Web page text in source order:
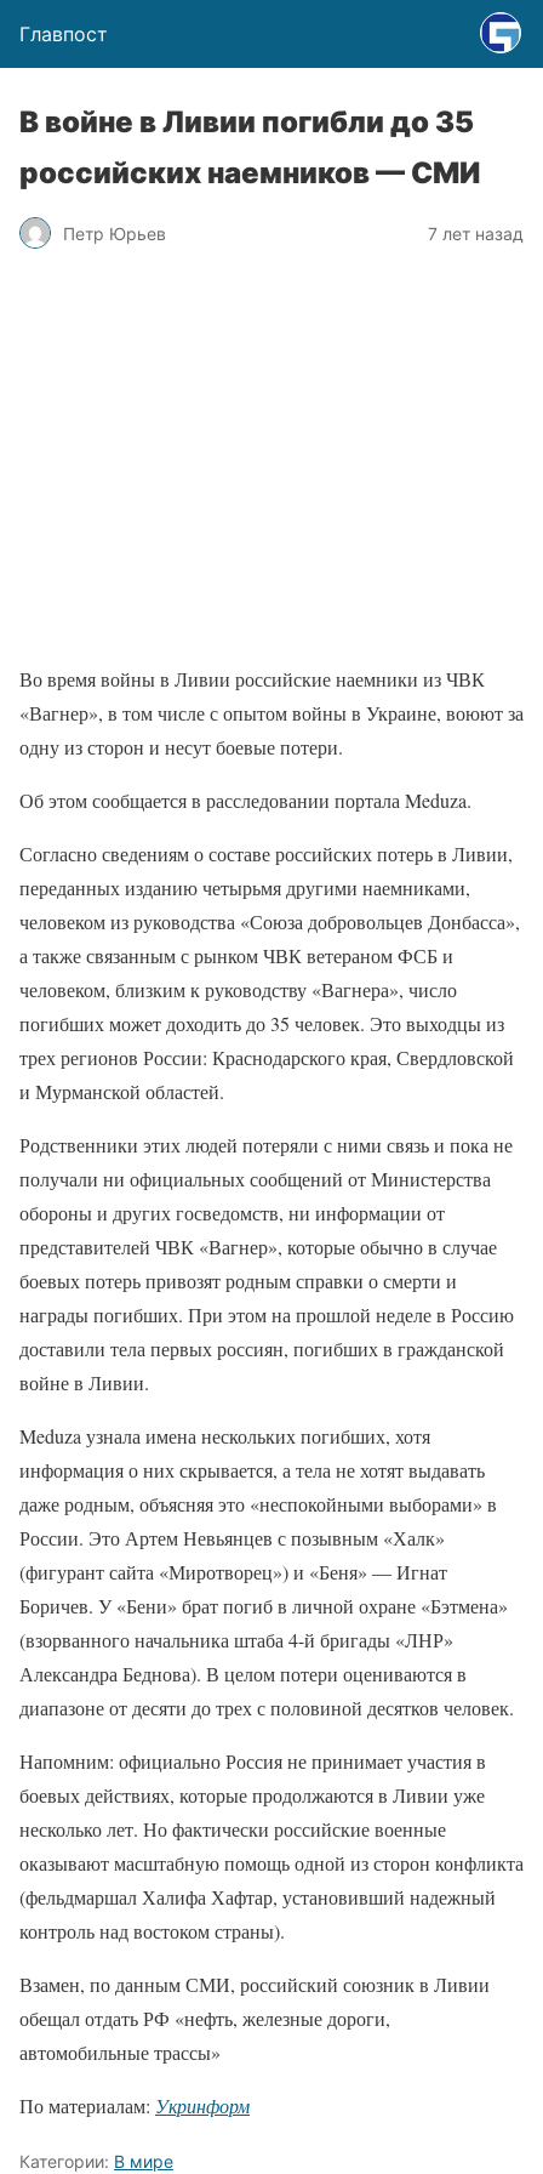
Главпост
В войне в Ливии погибли до 35
российских наемников — СМИ
Петр Юрьев 7 лет назад
Во время войны в Ливии российские наемники из ЧВК
«Вагнер», в том числе с опытом войны в Украине, воюют за
одну из сторон и несут боевые потери.
Об этом сообщается в расследовании портала Meduza.
Согласно сведениям о составе российских потерь в Ливии,
переданных изданию четырьмя другими наемниками,
человеком из руководства «Союза добровольцев Донбасса»,
а также связанным с рынком ЧВК ветераном ФСБ и
человеком, близким к руководству «Вагнера», число
погибших может доходить до 35 человек. Это выходцы из
трех регионов России: Краснодарского края, Свердловской
и Мурманской областей.
Родственники этих людей потеряли с ними связь и пока не
получали ни официальных сообщений от Министерства
обороны и других госведомств, ни информации от
представителей ЧВК «Вагнер», которые обычно в случае
боевых потерь привозят родным справки о смерти и
награды погибших. При этом на прошлой неделе в Россию
доставили тела первых россиян, погибших в гражданской
войне в Ливии.
Meduza узнала имена нескольких погибших, хотя
информация о них скрывается, а тела не хотят выдавать
даже родным, объясняя это «неспокойными выборами» в
России. Это Артем Невьянцев с позывным «Халк»
(фигурант сайта «Миротворец») и «Беня» — Игнат
Боричев. У «Бени» брат погиб в личной охране «Бэтмена»
(взорванного начальника штаба 4-й бригады «ЛНР»
Александра Беднова). В целом потери оцениваются в
диапазоне от десяти до трех с половиной десятков человек.
Напомним: официально Россия не принимает участия в
боевых действиях, которые продолжаются в Ливии уже
несколько лет. Но фактически российские военные
оказывают масштабную помощь одной из сторон конфликта
(фельдмаршал Халифа Хафтар, установивший надежный
контроль над востоком страны).
Взамен, по данным СМИ, российский союзник в Ливии
обещал отдать РФ «нефть, железные дороги,
автомобильные трассы»
По материалам: Укринформ
Категории: В мире